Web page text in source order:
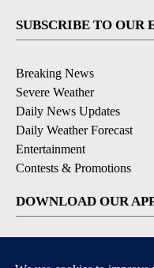
SUBSCRIBE TO OUR
Breaking News
Severe Weather
Daily News Updates
Daily Weather Forecast
Entertainment
Contests & Promotions
DOWNLOAD OUR